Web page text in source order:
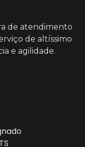
de atendimento
de altíssimo
e agilidade.